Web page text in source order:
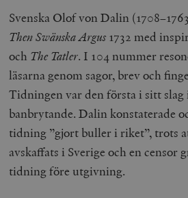
Svenska Olof von Dalin
Then Swänska Argus 1732 med
och The Tatler. I 104 nummer
läsarna genom sagor, brev och
Tidningen var den första i sitt slag
banbrytande. Dalin konstaterade
tidning ”gjort buller i riket”, trots
avskaffats i Sverige och en censor
tidning före utgivning.